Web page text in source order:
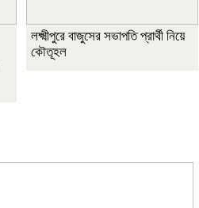
লক্ষ্মীপুরে বাজুসের সভাপতি প্রার্থী নিয়ে
কৌতূহল